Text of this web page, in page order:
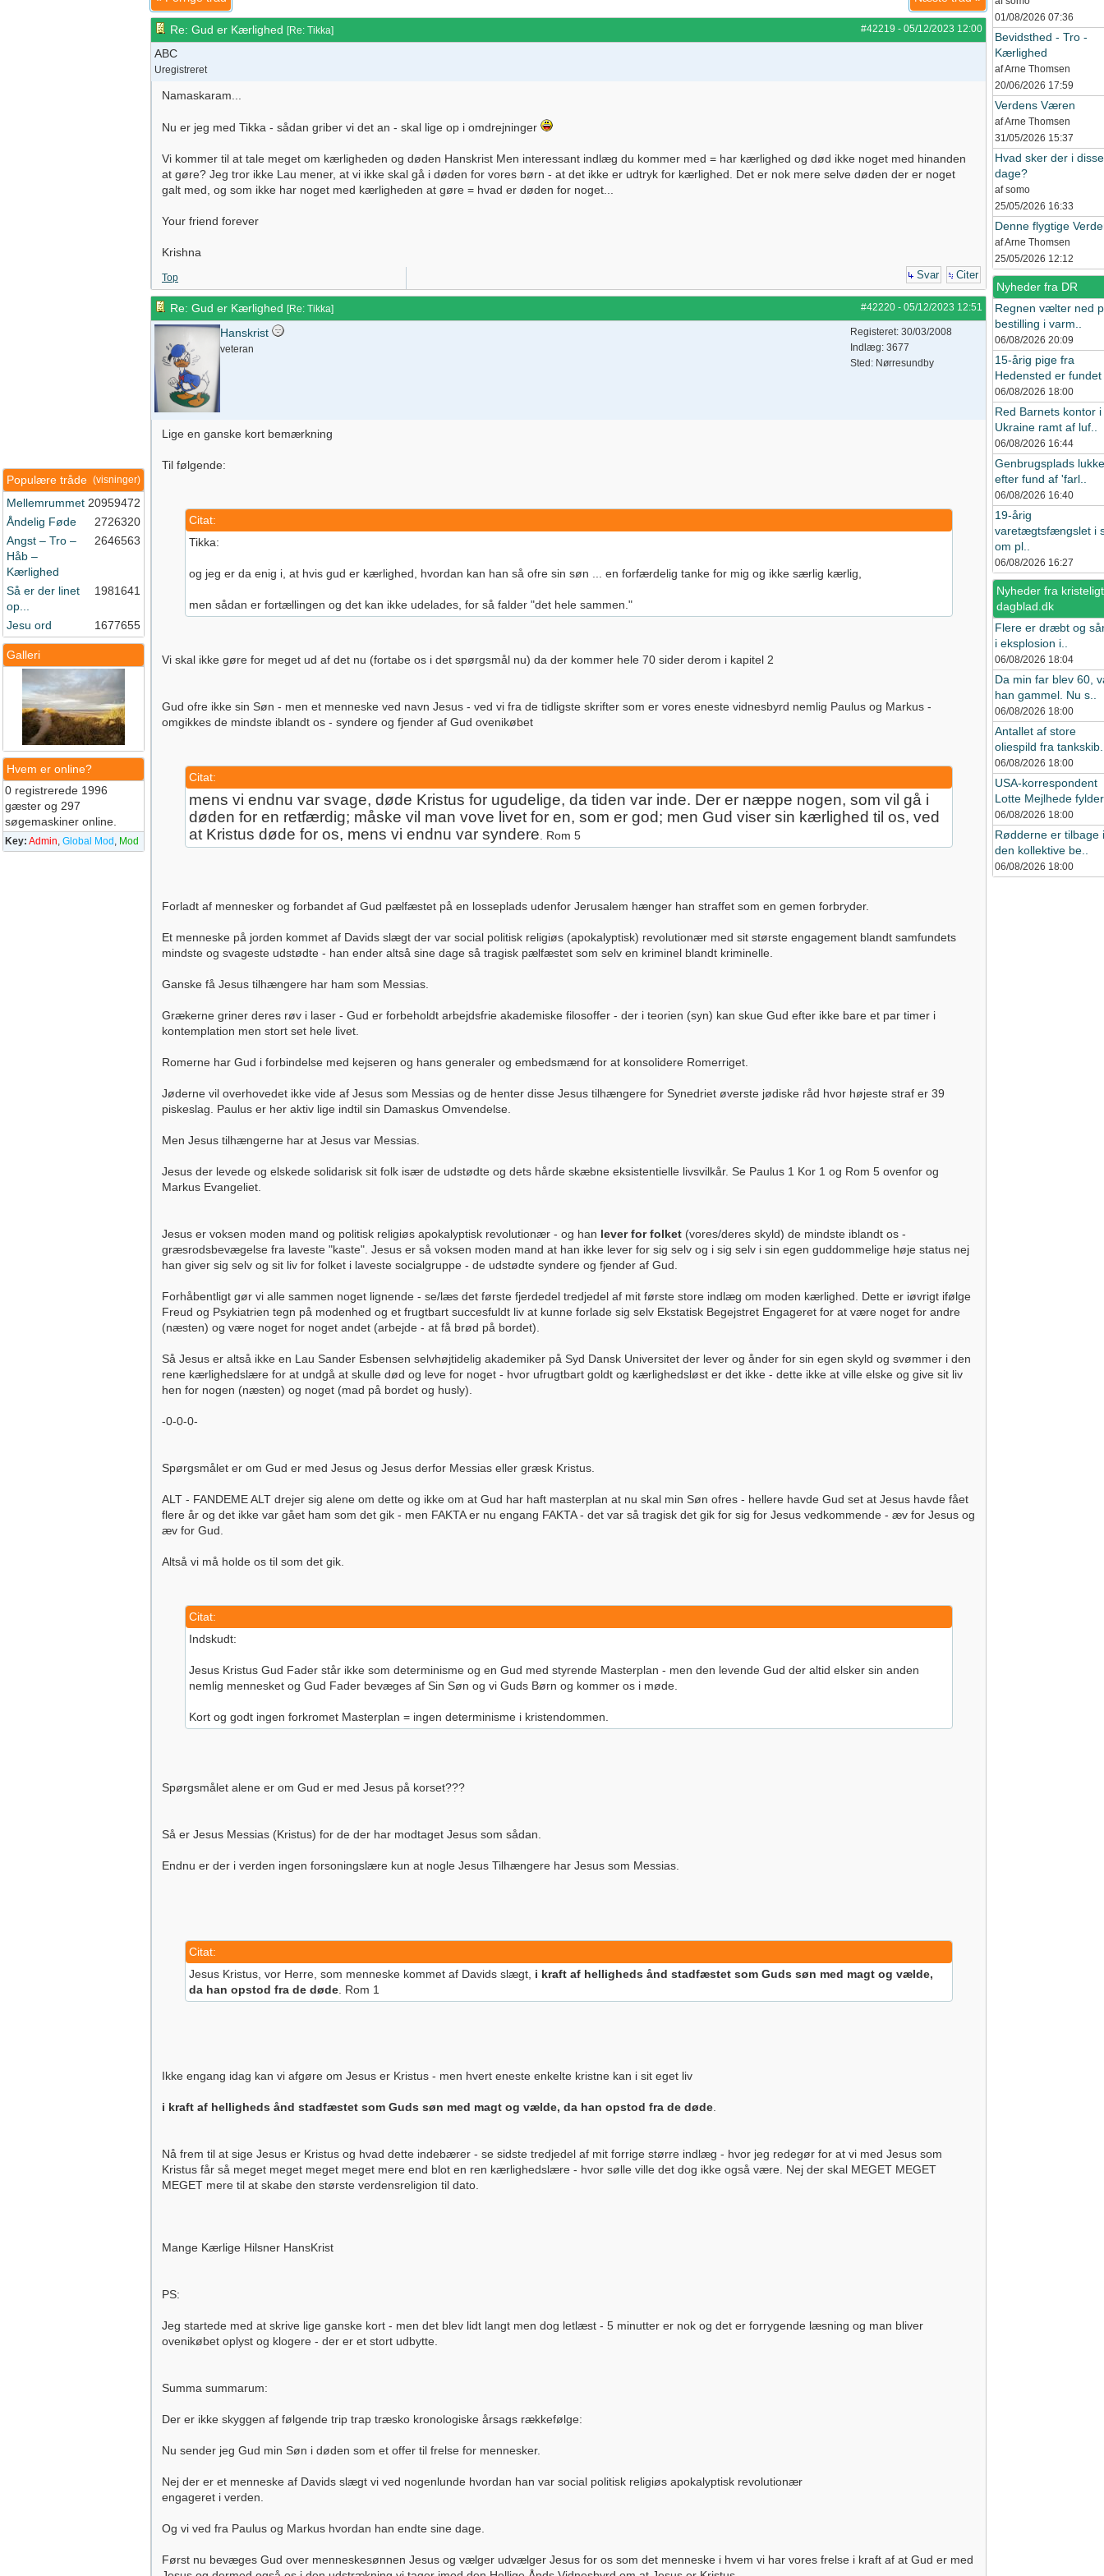
(visninger)
Populære tråde
Mellemrummet 20959472
Åndelig Føde
2726320
Angst – Tro –
Håb –
Kærlighed
2646563
Så er der linet
op...
1981641
Jesu ord 1677655
Galleri
Hvem er online?
0 registrerede 1996
gæster og 297
søgemaskiner online.
Key: Admin, Global Mod , Mod
#42219 - 05/12/2023 12:00
Re: Gud er Kærlighed [Re: Tikka]
ABC
Uregistreret
Namaskaram...
Nu er jeg med Tikka - sådan griber vi det an - skal lige op i omdrejninger
Vi kommer til at tale meget om kærligheden og døden Hanskrist Men interessant indlæg du kommer med = har kærlighed og død ikke noget med hinanden
at gøre? Jeg tror ikke Lau mener, at vi ikke skal gå i døden for vores børn - at det ikke er udtryk for kærlighed. Det er nok mere selve døden der er noget
galt med, og som ikke har noget med kærligheden at gøre = hvad er døden for noget...
Your friend forever
Krishna
Top Svar Citer
#42220 - 05/12/2023 12:51
Re: Gud er Kærlighed [Re: Tikka]
Hanskrist
veteran
Registeret: 30/03/2008
Indlæg: 3677
Sted: Nørresundby
Lige en ganske kort bemærkning
Til følgende:
Citat:
Tikka:
og jeg er da enig i, at hvis gud er kærlighed, hvordan kan han så ofre sin søn ... en forfærdelig tanke for mig og ikke særlig kærlig,
men sådan er fortællingen og det kan ikke udelades, for så falder "det hele sammen."
Vi skal ikke gøre for meget ud af det nu (fortabe os i det spørgsmål nu) da der kommer hele 70 sider derom i kapitel 2
Gud ofre ikke sin Søn - men et menneske ved navn Jesus - ved vi fra de tidligste skrifter som er vores eneste vidnesbyrd nemlig Paulus og Markus -
omgikkes de mindste iblandt os - syndere og fjender af Gud ovenikøbet
Citat:
mens vi endnu var svage, døde Kristus for ugudelige, da tiden var inde. Der er næppe nogen, som vil gå i
døden for en retfærdig; måske vil man vove livet for en, som er god; men Gud viser sin kærlighed til os, ved
at Kristus døde for os, mens vi endnu var syndere . Rom 5
Forladt af mennesker og forbandet af Gud pælfæstet på en losseplads udenfor Jerusalem hænger han straffet som en gemen forbryder.
Et menneske på jorden kommet af Davids slægt der var social politisk religiøs (apokalyptisk) revolutionær med sit største engagement blandt samfundets
mindste og svageste udstødte - han ender altså sine dage så tragisk pælfæstet som selv en kriminel blandt kriminelle.
Ganske få Jesus tilhængere har ham som Messias.
Grækerne griner deres røv i laser - Gud er forbeholdt arbejdsfrie akademiske filosoffer - der i teorien (syn) kan skue Gud efter ikke bare et par timer i
kontemplation men stort set hele livet.
Romerne har Gud i forbindelse med kejseren og hans generaler og embedsmænd for at konsolidere Romerriget.
Jøderne vil overhovedet ikke vide af Jesus som Messias og de henter disse Jesus tilhængere for Synedriet øverste jødiske råd hvor højeste straf er 39
piskeslag. Paulus er her aktiv lige indtil sin Damaskus Omvendelse.
Men Jesus tilhængerne har at Jesus var Messias.
Jesus der levede og elskede solidarisk sit folk især de udstødte og dets hårde skæbne eksistentielle livsvilkår. Se Paulus 1 Kor 1 og Rom 5 ovenfor og
Markus Evangeliet.
Jesus er voksen moden mand og politisk religiøs apokalyptisk revolutionær - og han lever for folket (vores/deres skyld) de mindste iblandt os -
græsrodsbevægelse fra laveste "kaste". Jesus er så voksen moden mand at han ikke lever for sig selv og i sig selv i sin egen guddommelige høje status nej
han giver sig selv og sit liv for folket i laveste socialgruppe - de udstødte syndere og fjender af Gud.
Forhåbentligt gør vi alle sammen noget lignende - se/læs det første fjerdedel tredjedel af mit første store indlæg om moden kærlighed. Dette er iøvrigt ifølge
Freud og Psykiatrien tegn på modenhed og et frugtbart succesfuldt liv at kunne forlade sig selv Ekstatisk Begejstret Engageret for at være noget for andre
(næsten) og være noget for noget andet (arbejde - at få brød på bordet).
Så Jesus er altså ikke en Lau Sander Esbensen selvhøjtidelig akademiker på Syd Dansk Universitet der lever og ånder for sin egen skyld og svømmer i den
rene kærlighedslære for at undgå at skulle død og leve for noget - hvor ufrugtbart goldt og kærlighedsløst er det ikke - dette ikke at ville elske og give sit liv
hen for nogen (næsten) og noget (mad på bordet og husly).
-0-0-0-
Spørgsmålet er om Gud er med Jesus og Jesus derfor Messias eller græsk Kristus.
ALT - FANDEME ALT drejer sig alene om dette og ikke om at Gud har haft masterplan at nu skal min Søn ofres - hellere havde Gud set at Jesus havde fået
flere år og det ikke var gået ham som det gik - men FAKTA er nu engang FAKTA - det var så tragisk det gik for sig for Jesus vedkommende - æv for Jesus og
æv for Gud.
Altså vi må holde os til som det gik.
Citat:
Indskudt:
Jesus Kristus Gud Fader står ikke som determinisme og en Gud med styrende Masterplan - men den levende Gud der altid elsker sin anden
nemlig mennesket og Gud Fader bevæges af Sin Søn og vi Guds Børn og kommer os i møde.
Kort og godt ingen forkromet Masterplan = ingen determinisme i kristendommen.
Spørgsmålet alene er om Gud er med Jesus på korset???
Så er Jesus Messias (Kristus) for de der har modtaget Jesus som sådan.
Endnu er der i verden ingen forsoningslære kun at nogle Jesus Tilhængere har Jesus som Messias.
Citat:
Jesus Kristus, vor Herre, som menneske kommet af Davids slægt, i kraft af helligheds ånd stadfæstet som Guds søn med magt og vælde,
da han opstod fra de døde . Rom 1
Ikke engang idag kan vi afgøre om Jesus er Kristus - men hvert eneste enkelte kristne kan i sit eget liv
i kraft af helligheds ånd stadfæstet som Guds søn med magt og vælde, da han opstod fra de døde
Nå frem til at sige Jesus er Kristus og hvad dette indebærer - se sidste tredjedel af mit forrige større indlæg - hvor jeg redegør for at vi med Jesus som
Kristus får så meget meget meget meget mere end blot en ren kærlighedslære - hvor sølle ville det dog ikke også være. Nej der skal MEGET MEGET
MEGET mere til at skabe den største verdensreligion til dato.
Mange Kærlige Hilsner HansKrist
PS:
Jeg startede med at skrive lige ganske kort - men det blev lidt langt men dog letlæst - 5 minutter er nok og det er forrygende læsning og man bliver
ovenikøbet oplyst og klogere - der er et stort udbytte.
Summa summarum:
Der er ikke skyggen af følgende trip trap træsko kronologiske årsags rækkefølge:
Nu sender jeg Gud min Søn i døden som et offer til frelse for mennesker.
Nej der er et menneske af Davids slægt vi ved nogenlunde hvordan han var social politisk religiøs apokalyptisk revolutionær
engageret i verden.
Og vi ved fra Paulus og Markus hvordan han endte sine dage.
Først nu bevæges Gud over menneskesønnen Jesus og vælger udvælger Jesus for os som det menneske i hvem vi har vores frelse i kraft af at Gud er med
01/08/2026 07:36
Bevidsthed - Tro -
Kærlighed
af Arne Thomsen
20/06/2026 17:59
Verdens Væren
af Arne Thomsen
31/05/2026 15:37
Hvad sker der i disse
dage?
af somo
25/05/2026 16:33
Denne flygtige
af Arne Thomsen
25/05/2026 12:12
Nyheder fra DR
Regnen vælter ned
bestilling i varm..
06/08/2026 20:09
15-årig pige fra
Hedensted er fundet
06/08/2026 18:00
Red Barnets kontor i
Ukraine ramt af luf..
06/08/2026 16:44
Genbrugsplads
efter fund af 'farl..
06/08/2026 16:40
19-årig
varetægtsfængslet i
om pl..
06/08/2026 16:27
Nyheder fra
dagblad.dk
Flere er dræbt og
i eksplosion i..
06/08/2026 18:04
Da min far blev 60,
han gammel. Nu s..
06/08/2026 18:00
Antallet af store
oliespild fra
06/08/2026 18:00
USA-korrespondent
Lotte Mejlhede
06/08/2026 18:00
Rødderne er tilbage i
den kollektive be..
06/08/2026 18:00